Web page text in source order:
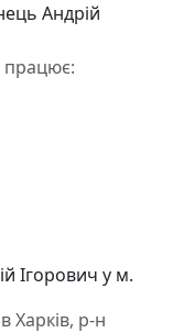
Андрій
працює:
Ігорович у м.
Харків, р-н